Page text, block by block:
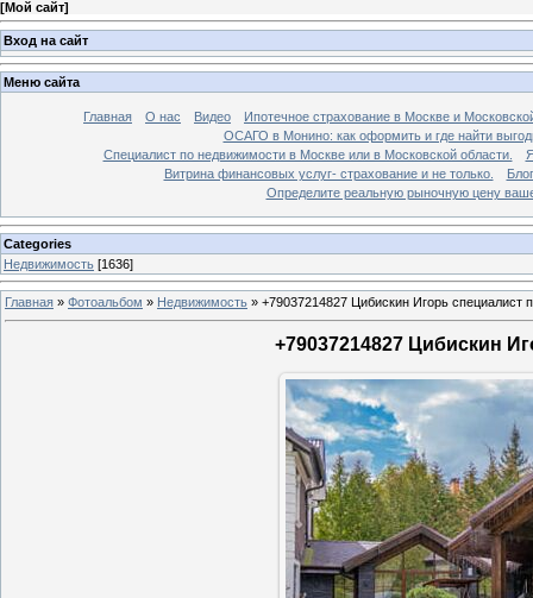
[Мой сайт]
Вход на сайт
Меню сайта
Главная О нас Видео
Ипотечное страхование в Москве и
ОСАГО в Монино: как оформить и где найти
Специалист по недвижимости в Москве или в Московской области.
Витрина финансовых услуг- страхование и не только.
Блог
Определите реальную рыночную цену
Categories
Недвижимость [1636]
Главная » Фотоальбом » Недвижимость » +79037214827 Цибискин Игорь специалист
+79037214827 Цибискин